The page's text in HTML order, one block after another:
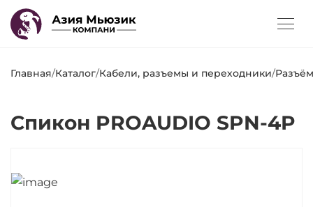
Главная/Каталог/Кабели, разъемы и переходники/
Спикон PROAUDIO SPN-4P